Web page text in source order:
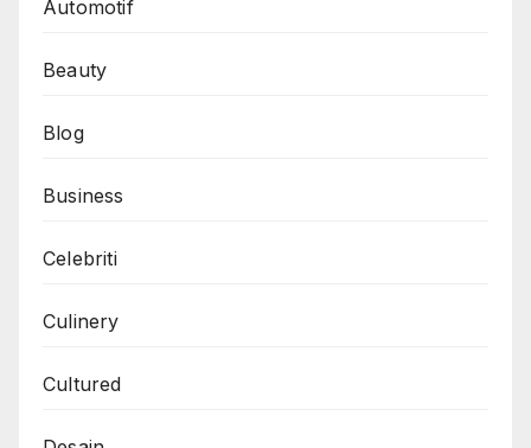
Automotif
Beauty
Blog
Business
Celebriti
Culinery
Cultured